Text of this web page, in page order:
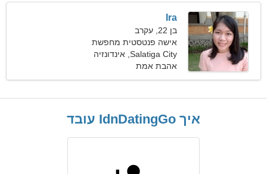
Ira
בן 22, עקרב
אישה פנטסטית מחפשת
מישהו כמוך
Salatiga City, אינדונזיה
אהבת אמת
איך IdnDatingGo עובד